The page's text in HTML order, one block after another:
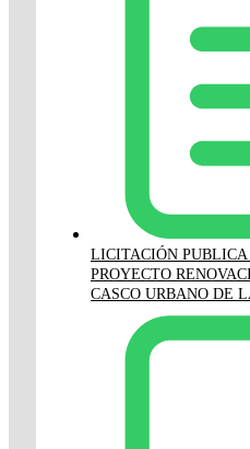
LICITACIÓN PUBLICA
PROYECTO
CASCO URBANO DE